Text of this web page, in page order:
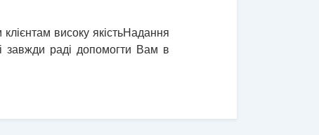
високу якістьНадання
завжди раді допомогти Вам в